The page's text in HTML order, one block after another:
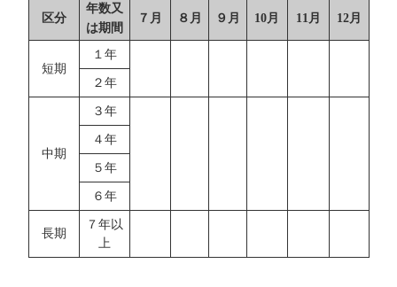
区分
年数又
は期間
７月 ８月 ９月 10月 11月 12月
短期
１年
２年
中期
３年
４年
５年
６年
長期
７年以
上